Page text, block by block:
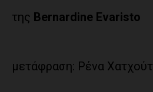
της Bernardine Evaristo
μετάφραση: Ρένα Χατχούτ